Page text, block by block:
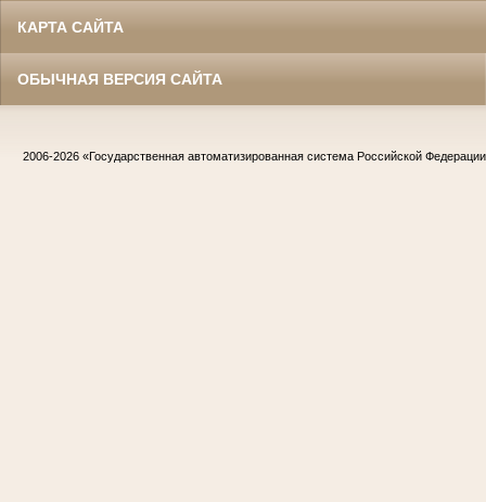
КАРТА САЙТА
ОБЫЧНАЯ ВЕРСИЯ САЙТА
2006-2026 «Государственная автоматизированная система Российской